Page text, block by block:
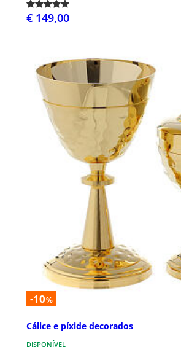
€ 149,00
-10%
Cálice e píxide decorados
DISPONÍVEL